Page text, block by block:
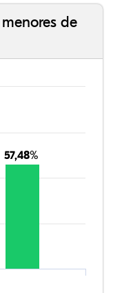
de
57,48%
57,48%